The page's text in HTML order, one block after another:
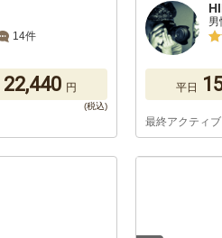
14件
22,440 円 平日
最終アクティ